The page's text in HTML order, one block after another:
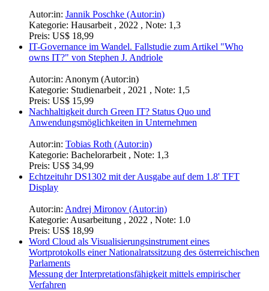
Autor:in: Jannik Poschke (Autor:in)
Kategorie: Hausarbeit , 2022 , Note: 1,3
Preis: US$ 18,99
IT-Governance im Wandel. Fallstudie zum Artikel "Who
owns IT?" von Stephen J. Andriole
Autor:in: Anonym (Autor:in)
Kategorie: Studienarbeit , 2021 , Note: 1,5
Preis: US$ 15,99
Nachhaltigkeit durch Green IT? Status Quo und
Anwendungsmöglichkeiten in Unternehmen
Autor:in: Tobias Roth (Autor:in)
Kategorie: Bachelorarbeit , Note: 1,3
Preis: US$ 34,99
Echtzeituhr DS1302 mit der Ausgabe auf dem 1.8' TFT
Display
Autor:in: Andrej Mironov (Autor:in)
Kategorie: Ausarbeitung , 2022 , Note: 1.0
Preis: US$ 18,99
Word Cloud als Visualisierungsinstrument eines
Wortprotokolls einer Nationalratssitzung des österreichischen
Parlaments
Messung der Interpretationsfähigkeit mittels empirischer
Verfahren